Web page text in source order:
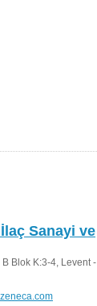
Sanayi ve
Blok K:3-4, Levent -